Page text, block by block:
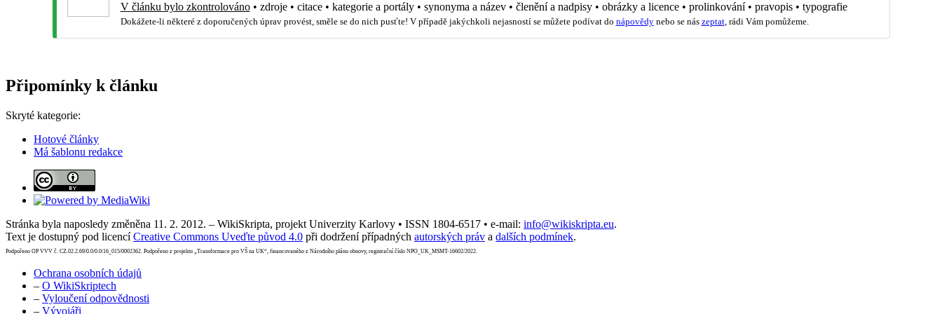
V článku bylo zkontrolováno• zdroje• citace• kategorie a portály• synonyma a název • členění a nadpisy• obrázky a licence• prolinkování• pravopis• typografie
Dokážete-li některé z doporučených úprav provést, směle se do nich pusťte! V případě jakýchkoli nejasností se můžete podívat do nápovědynebo se nás zeptat, rádi Vám pomůžeme.
Připomínky k článku
Skryté kategorie:
Hotové články
Má šablonu redakce
Stránka byla naposledy změněna 11. 2. 2012. – WikiSkripta, projekt Univerzity Karlovy • ISSN 1804-6517 • e-mail: info@wikiskripta.eu.
Text je dostupný pod licencíCreative Commons Uveďte původ 4.0 při dodržení případných autorských práv a dalších podmínek.
Podpořeno OP VVV č. CZ.02.2.69/0.0/0.0/16_015/0002362. Podpořeno z projektu „Transformace pro VŠ na UK“, financovaného z Národního plánu obnovy, registrační číslo NPO_UK_MSMT-16602/2022.
Ochrana osobních údajů
– O WikiSkriptech
– Vyloučení odpovědnosti
– Vývojáři